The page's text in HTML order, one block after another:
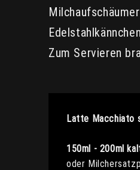
Zum Servieren
Latte Macchiato
150ml - 200ml
oder